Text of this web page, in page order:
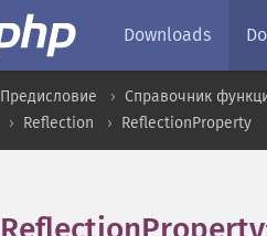
Downloads
Предисловие Справочник
Reflection
ReflectionProperty